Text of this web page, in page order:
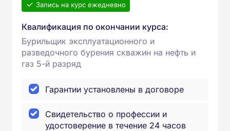
Запись на курс ежедневно
Квалификация по окончании курса:
Бурильщик эксплуатационного и
разведочного бурения скважин на нефть и
газ 5-й разряд
Гарантии установлены в договоре
Свидетельство о профессии и
удостоверение в течение 24 часов